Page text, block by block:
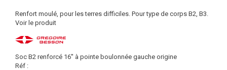
Renfort moulé, pour les terres difficiles. Pour type de corps B2, B3.
Voir le produit
Soc B2 renforcé 16'' à pointe boulonnée gauche origine
Réf :